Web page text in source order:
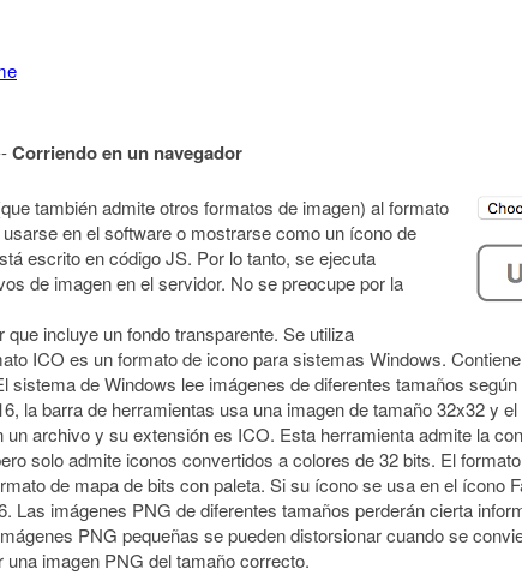
Corriendo en un navegador
también admite otros formatos de imagen) al formato
en el software o mostrarse como un ícono de
escrito en código JS. Por lo tanto, se ejecuta
de imagen en el servidor. No se preocupe por la
incluye un fondo transparente. Se utiliza
ICO es un formato de icono para sistemas Windows.
de Windows lee imágenes de diferentes tamaños
la barra de herramientas usa una imagen de tamaño 32x32 y
archivo y su extensión es ICO. Esta herramienta admite la
solo admite iconos convertidos a colores de 32 bits. El
de mapa de bits con paleta. Si su ícono se usa en el ícono
Las imágenes PNG de diferentes tamaños perderán cierta
PNG pequeñas se pueden distorsionar cuando se
imagen PNG del tamaño correcto.